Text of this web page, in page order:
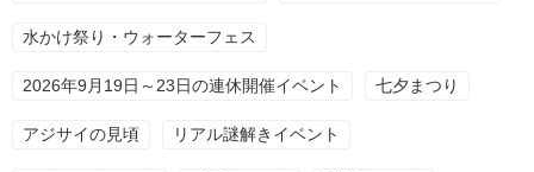
水かけ祭り・ウォーターフェス
2026年9月19日～23日の連休開催イベント 七夕まつり
アジサイの見頃 リアル謎解きイベント